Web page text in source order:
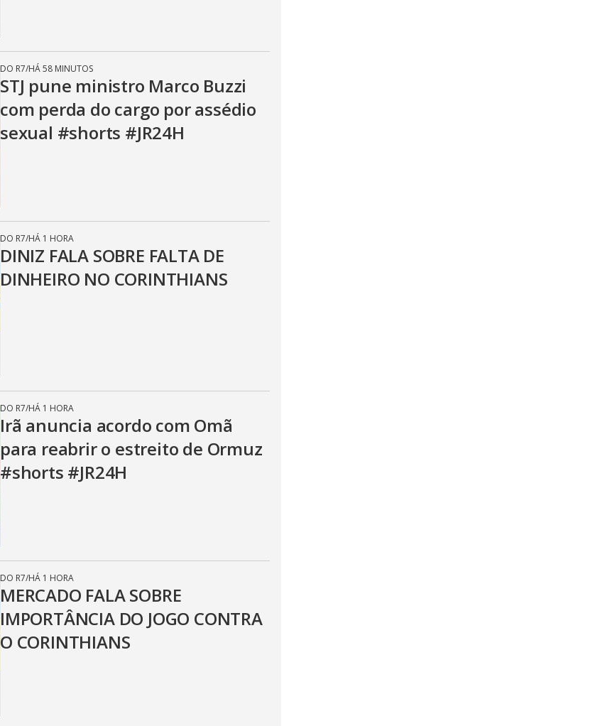
DO R7/HÁ 58 MINUTOS
STJ pune ministro Marco Buzzi
com perda do cargo por assédio
sexual #shorts #JR24H
DO R7/HÁ 1 HORA
DINIZ FALA SOBRE FALTA DE
DINHEIRO NO CORINTHIANS
DO R7/HÁ 1 HORA
Irã anuncia acordo com Omã
para reabrir o estreito de Ormuz
#shorts #JR24H
DO R7/HÁ 1 HORA
MERCADO FALA SOBRE
IMPORTÂNCIA DO JOGO CONTRA
O CORINTHIANS